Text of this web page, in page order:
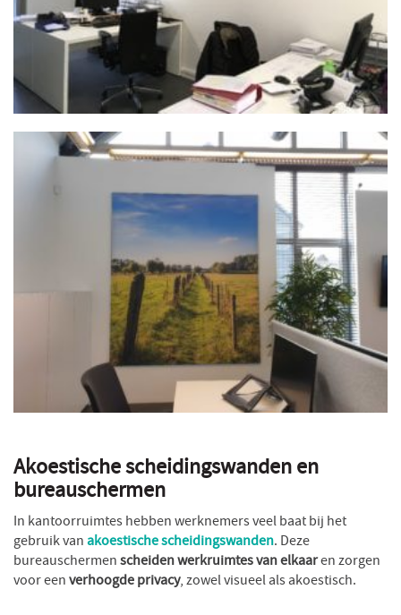
Akoestische scheidingswanden en
bureauschermen
In kantoorruimtes hebben werknemers veel baat bij het
gebruik vanakoestische scheidingswanden. Deze
bureauschermenscheiden werkruimtes van elkaaren zorgen
voor eenverhoogde privacy, zowel visueel als akoestisch.